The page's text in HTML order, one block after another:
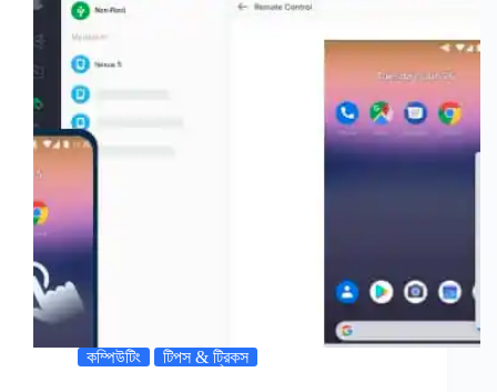
কম্পিউটিং টিপস & ট্রিকস